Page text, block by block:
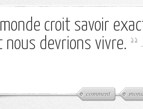
monde croit savoir
nous devrions vivre.
comment